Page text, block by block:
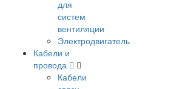
для
систем
вентиляции
Электродвигатель
Кабели и
провода
Кабели